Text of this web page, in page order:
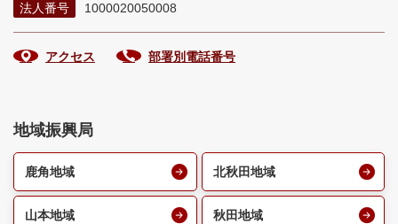
法人番号
1000020050008
アクセス 部署別電話番号
地域振興局
鹿角地域 北秋田地域
山本地域 秋田地域